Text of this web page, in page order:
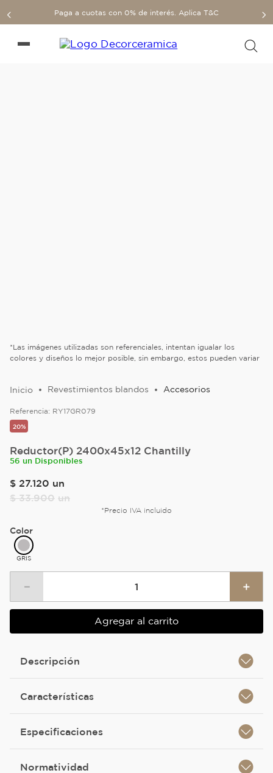
Paga a cuotas con 0% de interés. Aplica T&C
*Las imágenes utilizadas son referenciales, intentan igualar los
colores y diseños lo mejor posible, sin embargo, estos pueden variar
Revestimientos blandos Accesorios
Referencia: RY17GR079
20%
Reductor(P) 2400x45x12 Chantilly
56 un Disponibles
$ 27.120 un
$ 33.900 un
*Precio IVA incluido
Color
GRIS
＋
－
Agregar al carrito
Descripción
Características
Especificaciones
Normatividad